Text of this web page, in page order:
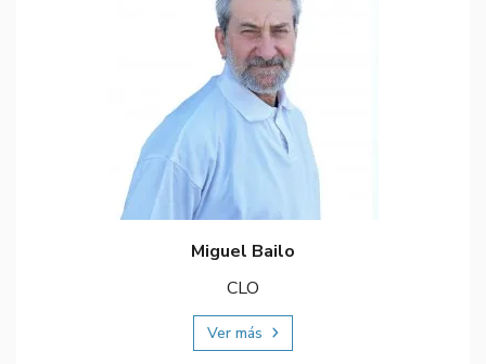
Miguel Bailo
CLO
Ver más